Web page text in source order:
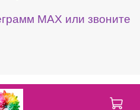
МАХ или звоните